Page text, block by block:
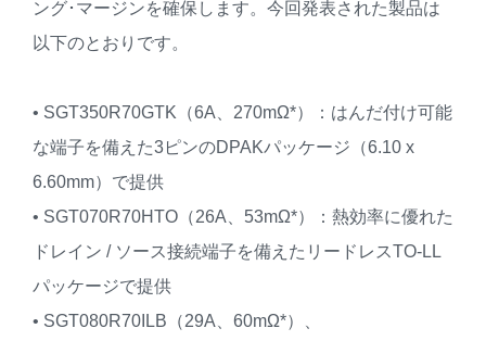
ング･マージンを確保します。今回発表された製品は
以下のとおりです。
• SGT350R70GTK（6A、270mΩ*）：はんだ付け可能
な端子を備えた3ピンのDPAKパッケージ（6.10 x
6.60mm）で提供
• SGT070R70HTO（26A、53mΩ*）：熱効率に優れた
ドレイン / ソース接続端子を備えたリードレスTO-LL
パッケージで提供
• SGT080R70ILB（29A、60mΩ*）、